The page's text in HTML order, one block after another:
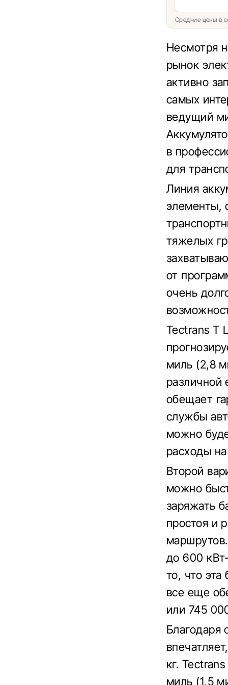
Средние цены в
Несмотря
рынок
активно
самых
ведущий
в
для
Линия
элементы,
тяжелых
от
очень
Tectrans T
миль (2,8
различной
обещает
службы
можно
расходы
Второй
можно
заряжать
простоя и
до 600
то, что
все еще
или 745
Благодаря
кг.
миль (1,5